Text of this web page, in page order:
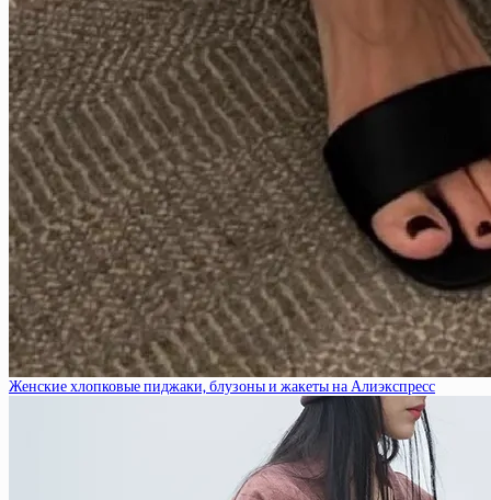
Женские хлопковые пиджаки, блузоны и жакеты на Алиэкспресс